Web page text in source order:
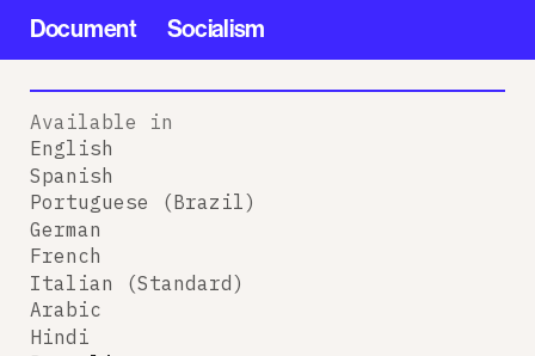
Document Socialism
Available in
English
Spanish
Portuguese (Brazil)
German
French
Italian (Standard)
Arabic
Hindi